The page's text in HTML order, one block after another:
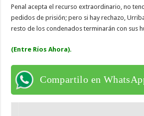
Penal acepta el recurso extraordinario, no
pedidos de prisión; pero si hay rechazo,
resto de los condenados terminarán con sus
(Entre Ríos Ahora).
Compartilo en